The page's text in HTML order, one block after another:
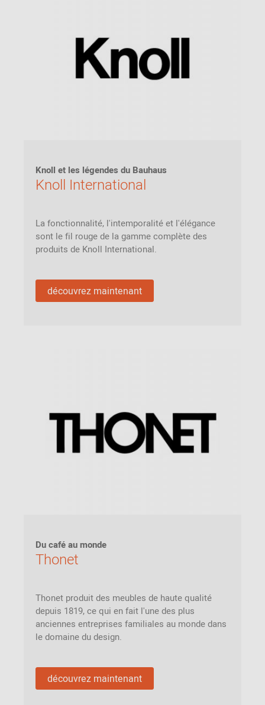
Knoll et les légendes du Bauhaus
Knoll International
La fonctionnalité, l'intemporalité et l'élégance
sont le fil rouge de la gamme complète des
produits de Knoll International.
découvrez maintenant
Du café au monde
Thonet
Thonet produit des meubles de haute qualité
depuis 1819, ce qui en fait l'une des plus
anciennes entreprises familiales au monde dans
le domaine du design.
découvrez maintenant